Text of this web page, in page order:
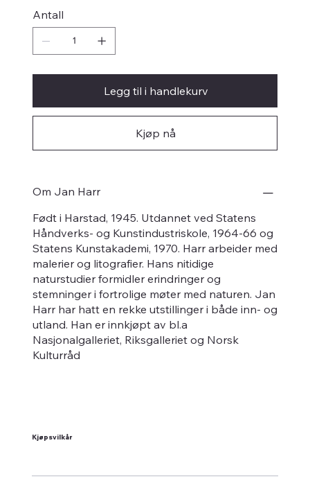
Antall
Legg til i handlekurv
Kjøp nå
Om Jan Harr
Født i Harstad, 1945. Utdannet ved Statens
Håndverks- og Kunstindustriskole, 1964-66 og
Statens Kunstakademi, 1970. Harr arbeider med
malerier og litografier. Hans nitidige
naturstudier formidler erindringer og
stemninger i fortrolige møter med naturen. Jan
Harr har hatt en rekke utstillinger i både inn- og
utland. Han er innkjøpt av bl.a
Nasjonalgalleriet, Riksgalleriet og Norsk
Kulturråd
Kjøpsvilkår